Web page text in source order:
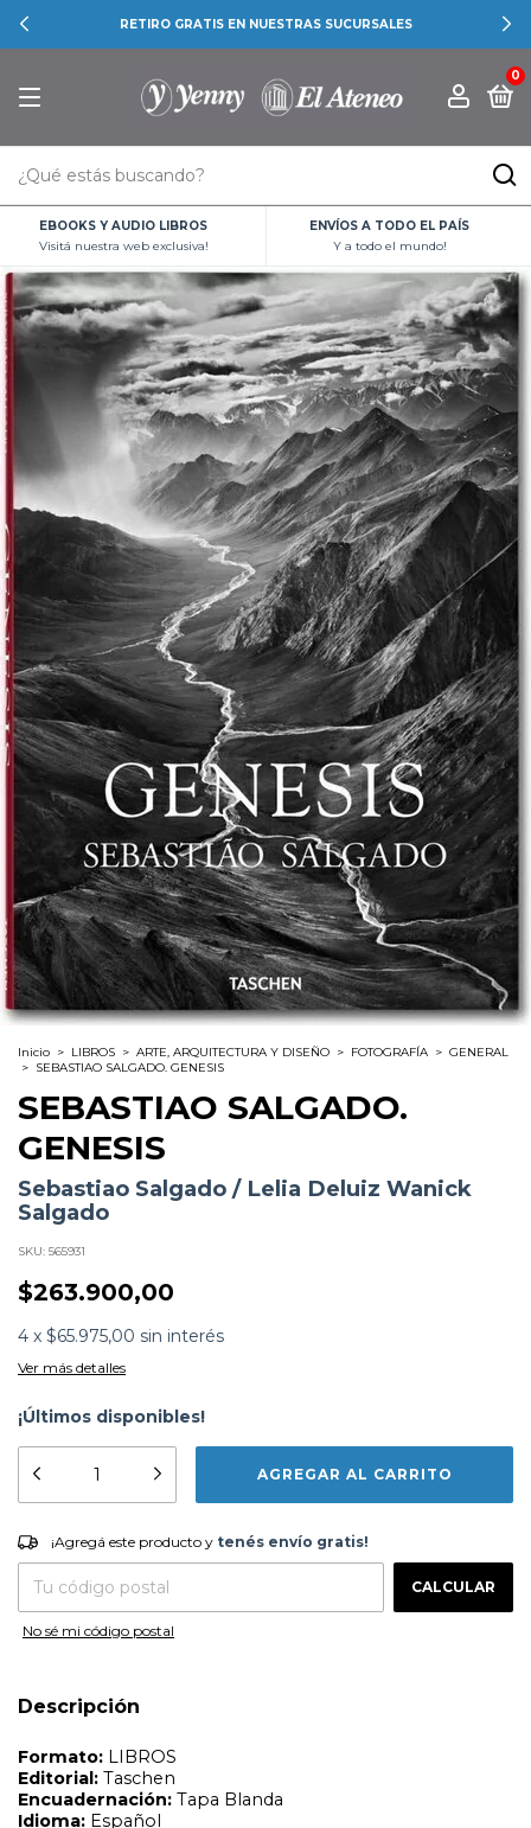
RETIRO GRATIS EN NUESTRAS SUCURSALES
0
EBOOKS Y AUDIO LIBROS
Visitá nuestra web exclusiva!
ENVÍOS A TODO EL PAÍS
Y a todo el mundo!
Inicio > LIBROS > ARTE, ARQUITECTURA Y DISEÑO > FOTOGRAFÍA > GENERAL
> SEBASTIAO SALGADO. GENESIS
SEBASTIAO SALGADO.
GENESIS
Sebastiao Salgado / Lelia Deluiz Wanick
Salgado
SKU: 565931
$263.900,00
4 x $65.975,00 sin interés
Ver más detalles
¡Últimos disponibles!
¡Agregá este producto ytenés envío gratis!
CAMBIAR CP
¡Agregá este producto y tenés envío gratis!
CALCULAR
No sé mi código postal
Descripción
Formato:
LIBROS
Editorial:
Taschen
Encuadernación:Tapa Blanda
ISBN:9783836542609
N°Páginas: 520
Fecha Publicación:06/2013
Sinópsis
Tenia entonces 26 anos. Al mirar a traves del visor tuvo
una epifania: de repente, la vida cobro sentido. A partir de
aquel dia (y pese a que tuvieron que pasar anos de duro
trabajo hasta que pudo ganarse la vida como fotografo),
la camara paso a ser la herramienta a traves de la cual
interactuar con el mundo. Salgado, que ´siempre ha